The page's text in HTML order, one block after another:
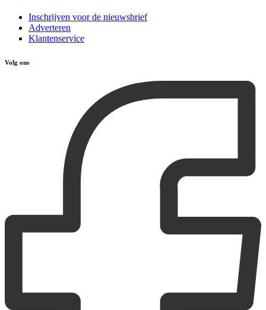
Inschrijven voor de nieuwsbrief
Adverteren
Klantenservice
Volg ons